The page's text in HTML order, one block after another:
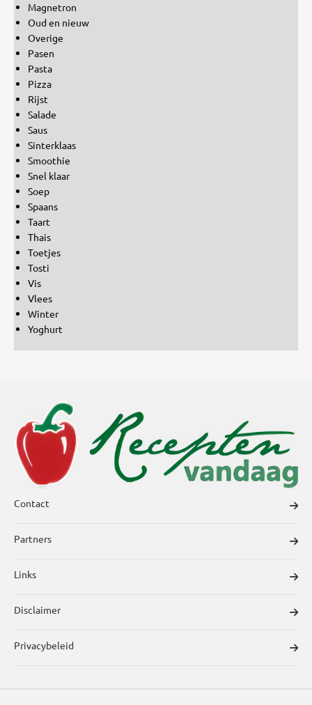
Magnetron
Oud en nieuw
Overige
Pasen
Pasta
Pizza
Rijst
Salade
Saus
Sinterklaas
Smoothie
Snel klaar
Soep
Spaans
Taart
Thais
Toetjes
Tosti
Vis
Vlees
Winter
Yoghurt
Contact
Partners
Links
Disclaimer
Privacybeleid